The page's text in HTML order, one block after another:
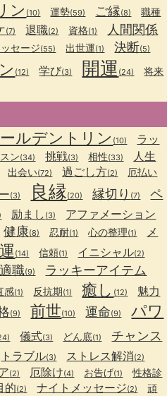
ン (10) 運勢(59) ご縁(8) 職種
(7) 退職(2) 資格(1) 人間関係
ッセージ(55) 出世運(1) 決断(5)
(12) 学び(3) 開運 (24)
将来
ルデントリン (10)
ラッ
ン(34) 挑戦(3) 相性(33) 人生
出会い(72) 過ごし方(2) 厄払い
(3) 良縁(20) 縁切り (7)
ペ
励まし (3) アファメーション
健康(8) 忍耐(1) 心の整理(1)
メ
(14) 信頼(1) イニシャル(2)
適職(9) ラッキーアイテム
感(1) 反抗期(1) 癒し (12) 魅力
(9) 前世(10) 運命(9)
パワ
儀式(3) どん底(1) チャンス
トラブル(3) ストレス解消(2)
(2) 厄除け(4) お告げ(1)
性格診
的(2) ナイトメッセージ(2)
頑